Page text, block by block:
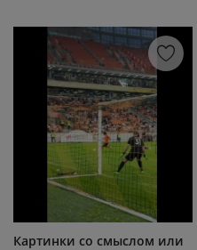
Картинки со смыслом или